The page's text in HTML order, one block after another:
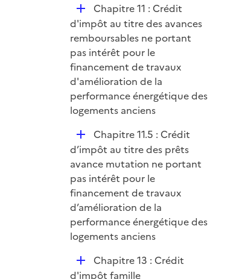
D
é
p
l
i
e
r
Chapitre 11 : Crédit
d'impôt au titre des avances
remboursables ne portant
pas intérêt pour le
financement de travaux
d'amélioration de la
performance énergétique des
logements anciens
D
é
p
l
i
e
r
Chapitre 11.5 : Crédit
d’impôt au titre des prêts
avance mutation ne portant
pas intérêt pour le
financement de travaux
d’amélioration de la
performance énergétique des
logements anciens
D
é
Chapitre 13 : Crédit
d'impôt famille